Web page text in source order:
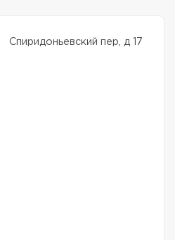
Спиридоньевский пер, д 17